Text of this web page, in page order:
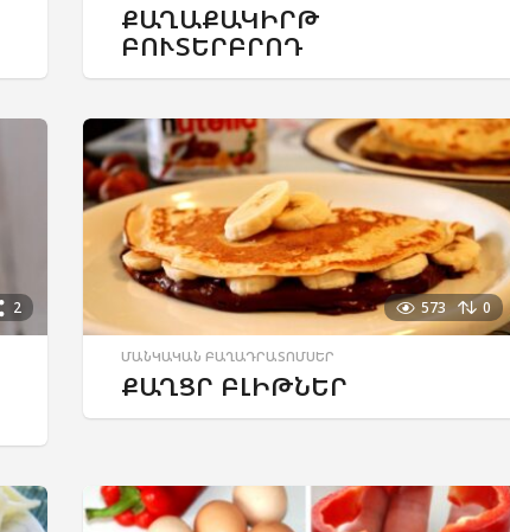
ՔԱՂԱՔԱԿԻՐԹ
ԲՈՒՏԵՐԲՐՈԴ
2 573 0
ՄԱՆԿԱԿԱՆ ԲԱՂԱԴՐԱՏՈՄՍԵՐ
ՔԱՂՑՐ ԲԼԻԹՆԵՐ